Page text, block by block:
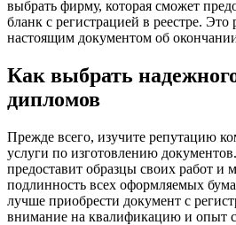
выбрать фирму, которая сможет
бланк с регистрацией в реестре.
настоящим документом об
Как выбрать
дипломов
Прежде всего, изучите репутацию
услуги по изготовлению
предоставит образцы своих работ и
подлинность всех оформляемых
лучше приобрести документ с
внимание на квалификацию и опыт